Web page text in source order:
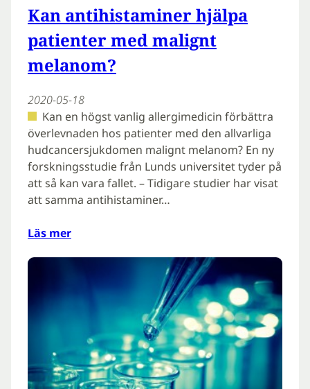
Kan antihistaminer hjälpa
patienter med malignt
melanom?
2020-05-18
Kan en högst vanlig allergimedicin förbättra
överlevnaden hos patienter med den allvarliga
hudcancersjukdomen malignt melanom? En ny
forskningsstudie från Lunds universitet tyder på
att så kan vara fallet. – Tidigare studier har visat
att samma antihistaminer…
Läs mer